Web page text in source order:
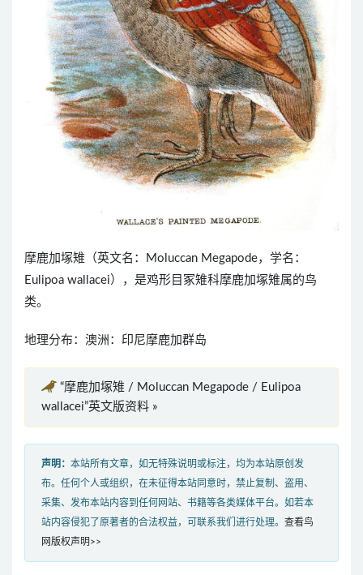
摩鹿加塚雉（英文名：Moluccan Megapode，学名：
Eulipoa wallacei），是鸡形目冢雉科摩鹿加塚雉属的鸟
类。
地理分布：澳洲：印尼摩鹿加群岛
“摩鹿加塚雉 / Moluccan Megapode / Eulipoa
wallacei”英文版资料 »
声明： 本站所有文章，如无特殊说明或标注，均为本站原创发
布。任何个人或组织，在未征得本站同意时，禁止复制、盗用、
采集、发布本站内容到任何网站、书籍等各类媒体平台。如若本
站内容侵犯了原著者的合法权益，可联系我们进行处理。 查看鸟
网版权声明>>